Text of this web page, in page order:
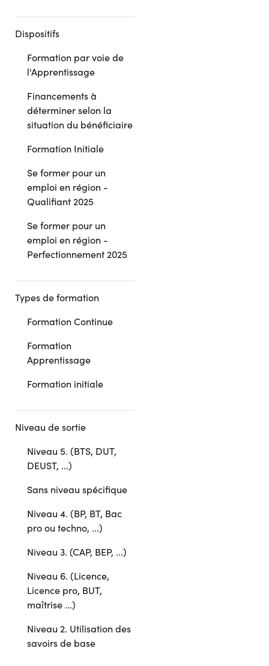
Dispositifs
Formation par voie de
l'Apprentissage
Financements à
déterminer selon la
situation du bénéficiaire
Formation Initiale
Se former pour un
emploi en région -
Qualifiant 2025
Se former pour un
emploi en région -
Perfectionnement 2025
Types de formation
Formation Continue
Formation
Apprentissage
Formation initiale
Niveau de sortie
Niveau 5. (BTS, DUT,
DEUST, ...)
Sans niveau spécifique
Niveau 4. (BP, BT, Bac
pro ou techno, ...)
Niveau 3. (CAP, BEP, ...)
Niveau 6. (Licence,
Licence pro, BUT,
maîtrise ...)
Niveau 2. Utilisation des
savoirs de base